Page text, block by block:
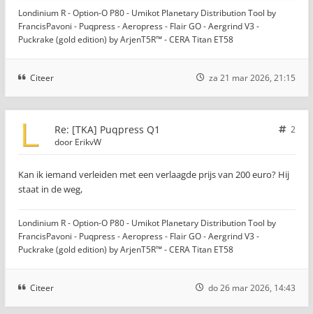
Londinium R - Option-O P80 - Umikot Planetary Distribution Tool by
FrancisPavoni - Puqpress - Aeropress - Flair GO - Aergrind V3 -
Puckrake (gold edition) by ArjenT5R™ - CERA Titan ET58
Citeer za 21 mar 2026, 21:15
Re: [TKA] Puqpress Q1
2
door ErikvW
Kan ik iemand verleiden met een verlaagde prijs van 200 euro? Hij
staat in de weg,
Londinium R - Option-O P80 - Umikot Planetary Distribution Tool by
FrancisPavoni - Puqpress - Aeropress - Flair GO - Aergrind V3 -
Puckrake (gold edition) by ArjenT5R™ - CERA Titan ET58
Citeer do 26 mar 2026, 14:43